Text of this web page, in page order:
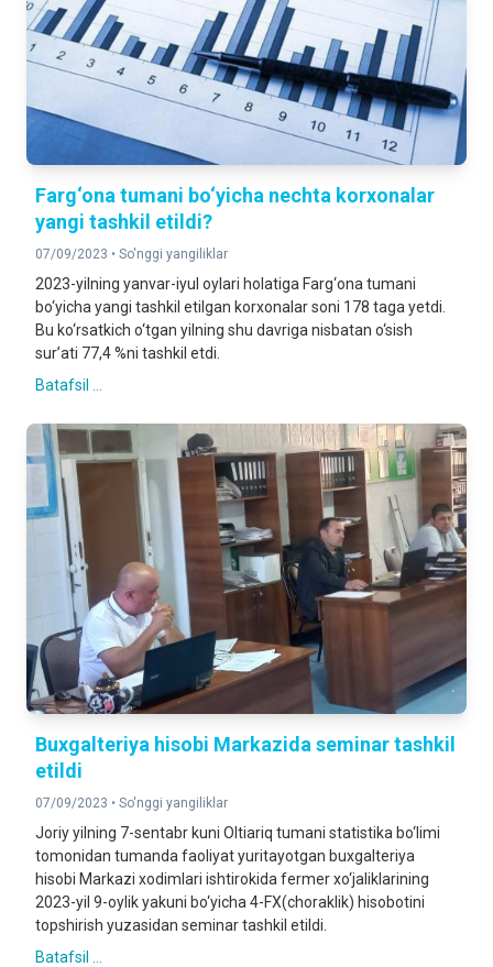
Farg‘ona tumani bo‘yicha nechta korxonalar
yangi tashkil etildi?
07/09/2023 • So'nggi yangiliklar
2023-yilning yanvar-iyul oylari holatiga Farg‘ona tumani
bo‘yicha yangi tashkil etilgan korxonalar soni 178 taga yetdi.
Bu ko‘rsatkich o‘tgan yilning shu davriga nisbatan o‘sish
sur’ati 77,4 %ni tashkil etdi.
Batafsil ...
Buxgalteriya hisobi Markazida seminar tashkil
etildi
07/09/2023 • So'nggi yangiliklar
Joriy yilning 7-sentabr kuni Oltiariq tumani statistika bo‘limi
tomonidan tumanda faoliyat yuritayotgan buxgalteriya
hisobi Markazi xodimlari ishtirokida fermer xo‘jaliklarining
2023-yil 9-oylik yakuni bo‘yicha 4-FX(choraklik) hisobotini
topshirish yuzasidan seminar tashkil etildi.
Batafsil ...